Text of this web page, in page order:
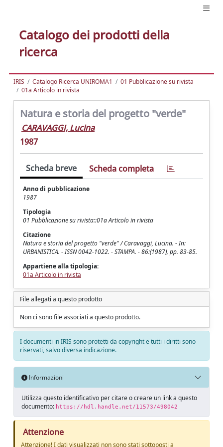
Catalogo dei prodotti della
ricerca
IRIS Catalogo Ricerca UNIROMA1
01 Pubblicazione su rivista
01a Articolo in rivista
Natura e storia del progetto "verde"
CARAVAGGI, Lucina
1987
Scheda breve Scheda completa
Anno di pubblicazione
1987
Tipologia
01 Pubblicazione su rivista::01a Articolo in rivista
Citazione
Natura e storia del progetto "verde" / Caravaggi, Lucina. - In:
URBANISTICA. - ISSN 0042-1022. - STAMPA. - 86:(1987), pp. 83-85.
Appartiene alla tipologia:
01a Articolo in rivista
File allegati a questo prodotto
Non ci sono file associati a questo prodotto.
I documenti in IRIS sono protetti da copyright e tutti i diritti sono
riservati, salvo diversa indicazione.
Informazioni
Utilizza questo identificativo per citare o creare un link a questo
documento: https://hdl.handle.net/11573/498042
Attenzione
Attenzione! I dati visualizzati non sono stati sottoposti a